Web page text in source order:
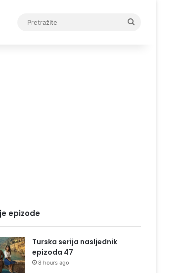
epizode
Turska serija nasljednik
epizoda 47
8 hours ago